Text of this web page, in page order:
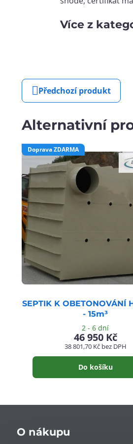
Více z
Předchozí produkt
Alternativní
Doprava ZDARMA
SEPTIK K OBETONOVÁNÍ
- 15m³
2 - 6 dní
46 950 Kč
38 801,70 Kč bez DPH
Do košíku
O nákupu